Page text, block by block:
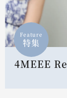
Feature
特集
4MEEE